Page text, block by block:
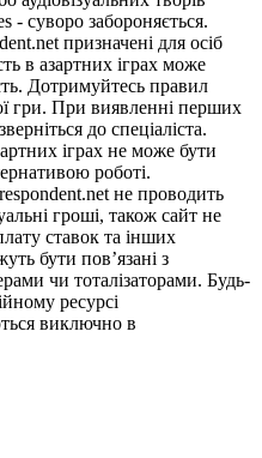
- суворо забороняється.
призначені для осіб
в азартних іграх може
Дотримуйтесь правил
гри. При виявленні перших
до спеціаліста.
іграх не може бути
роботі.
не проводить
гроші, також сайт не
ставок та інших
бути пов’язані з
чи тоталізаторами. Будь-
ресурсі
виключно в